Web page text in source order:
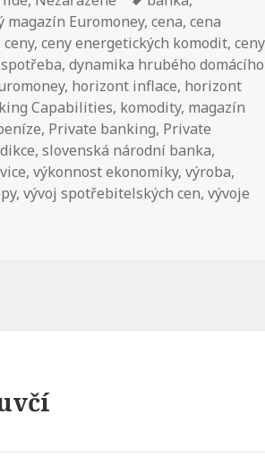
magazín Euromoney,cena,cena
ceny,ceny energetických komodit,ceny
,dynamika hrubého domácího
, horizont inflace, horizont
Capabilities, komodity, magazín
, Private banking, Private
,slovenská národní banka,
,výkonnost ekonomiky,výroba,
,vývoj spotřebitelských cen,vývoje